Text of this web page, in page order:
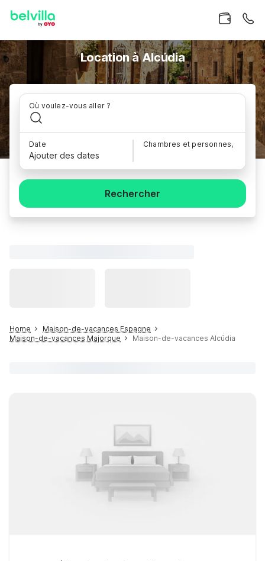
Location à Alcúdia
Où voulez-vous aller ?
Date
Ajouter des dates
Chambres et personnes,
Rechercher
Home
Maison-de-vacances Espagne
Maison-de-vacances Majorque
Maison-de-vacances Alcúdia